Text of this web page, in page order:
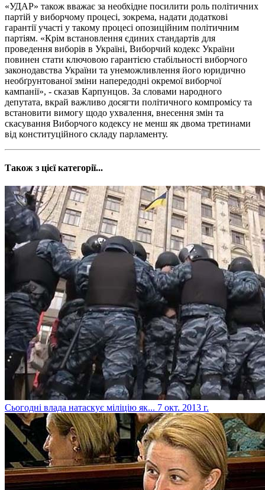
«УДАР» також вважає за необхідне посилити роль політичних
партій у виборчому процесі, зокрема, надати додаткові
гарантії участі у такому процесі опозиційним політичним
партіям. «Крім встановлення єдиних стандартів для
проведення виборів в Україні, Виборчий кодекс України
повинен стати ключовою гарантією стабільності виборчого
законодавства України та унеможливлення його юридично
необґрунтованої зміни напередодні окремої виборчої
кампанії», - сказав Карпунцов. За словами народного
депутата, вкрай важливо досягти політичного компромісу та
встановити вимогу щодо ухвалення, внесення змін та
скасування Виборчого кодексу не менш як двома третинами
від конституційного складу парламенту.
Також з цієї категорії...
Сьогодні влада натаскує міліцію як... 7 окт. 2013 г.